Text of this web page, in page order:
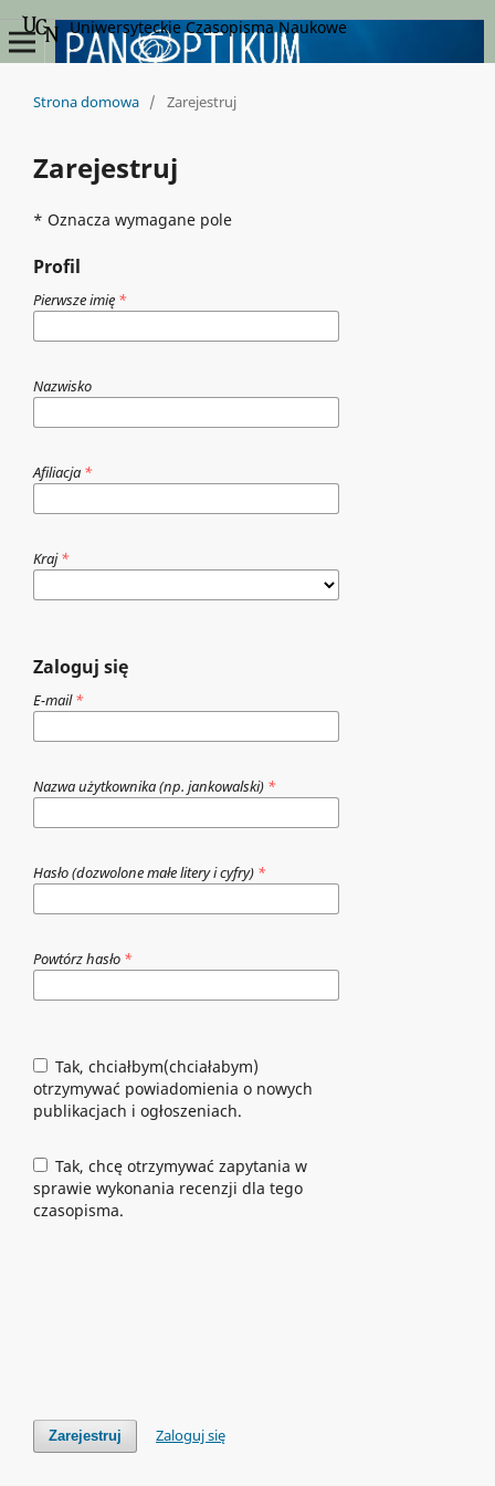
Uniwersyteckie Czasopisma Naukowe
Strona domowa / Zarejestruj
Zarejestruj
* Oznacza wymagane pole
Profil
Pierwsze imię *
Nazwisko
Afiliacja *
Kraj*
Zaloguj się
E-mail*
Nazwa użytkownika (np. jankowalski) *
Hasło (dozwolone małe litery i cyfry) *
Powtórz hasło *
Tak, chciałbym(chciałabym)
otrzymywać powiadomienia o nowych
publikacjach i ogłoszeniach.
Tak, chcę otrzymywać zapytania w
sprawie wykonania recenzji dla tego
czasopisma.
Zarejestruj Zaloguj się